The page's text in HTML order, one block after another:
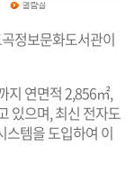
정보문화도서관이
지 연면적 2,856㎡,
있으며, 최신 전자도
스템을 도입하여 이